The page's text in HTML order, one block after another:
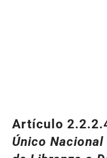
Artículo
Único Nacional